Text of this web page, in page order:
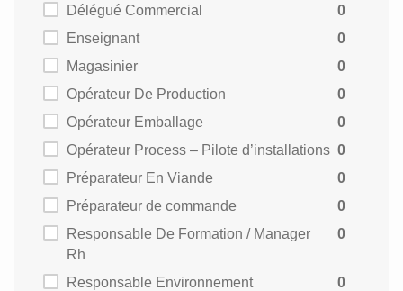
Délégué Commercial
0
Enseignant
0
Magasinier
0
Opérateur De Production
0
Opérateur Emballage
0
Opérateur Process – Pilote d’installations 0
Préparateur En Viande
0
Préparateur de commande
0
Responsable De Formation / Manager
Rh
0
Responsable Environnement
0